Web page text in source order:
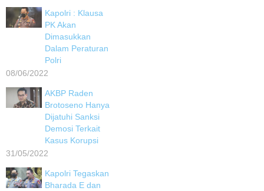
Kapolri : Klausa
PK Akan
Dimasukkan
Dalam Peraturan
Polri
08/06/2022
AKBP Raden
Brotoseno Hanya
Dijatuhi Sanksi
Demosi Terkait
Kasus Korupsi
31/05/2022
Kapolri Tegaskan
Bharada E dan